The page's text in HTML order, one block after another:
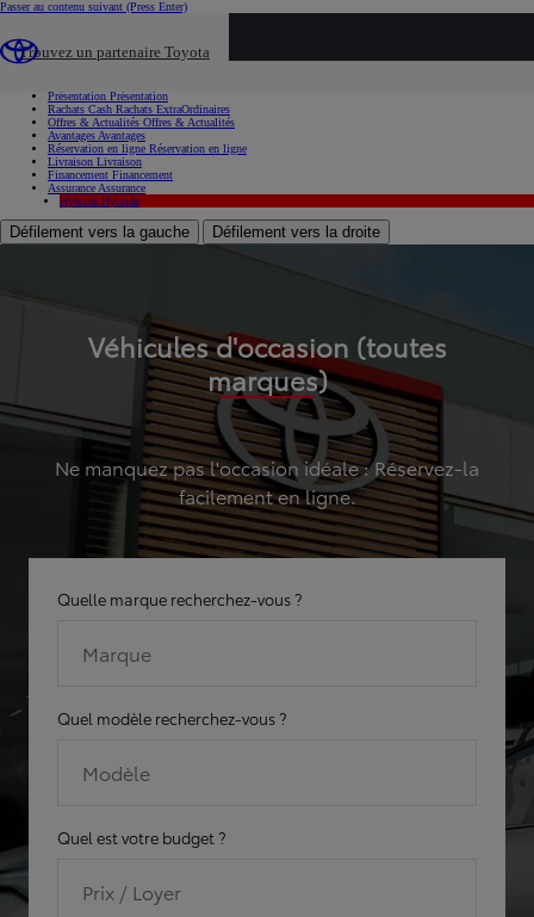
Passer au contenu suivant (Press Enter)
Trouvez un partenaire Toyota
Présentation Présentation
Rachats Cash Rachats ExtraOrdinaires
Offres & Actualités Offres & Actualités
Avantages Avantages
Réservation en ligne Réservation en ligne
Livraison Livraison
Financement Financement
Assurance Assurance
Hybride Hybride
Défilement vers la gauche Défilement vers la droite
Véhicules d'occasion (toutes
marques)
Ne manquez pas l'occasion idéale : Réservez-la
facilement en ligne.
Quelle marque recherchez-vous ?
Marque
Quel modèle recherchez-vous ?
Modèle
Quel est votre budget ?
Prix / Loyer